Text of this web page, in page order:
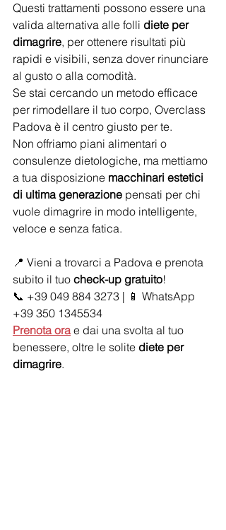
Questi trattamenti possono essere una
valida alternativa alle folli diete per
dimagrire, per ottenere risultati più
rapidi e visibili, senza dover rinunciare
al gusto o alla comodità.
Se stai cercando un metodo efficace
per rimodellare il tuo corpo, Overclass
Padova è il centro giusto per te.
Non offriamo piani alimentari o
consulenze dietologiche, ma mettiamo
a tua disposizione macchinari estetici
di ultima generazione pensati per chi
vuole dimagrire in modo intelligente,
veloce e senza fatica.
📍 Vieni a trovarci a Padova e prenota
subito il tuo check-up gratuito!
📞 +39 049 884 3273 | 📱 WhatsApp
+39 350 1345534
Prenota ora e dai una svolta al tuo
benessere, oltre le solite diete per
dimagrire.